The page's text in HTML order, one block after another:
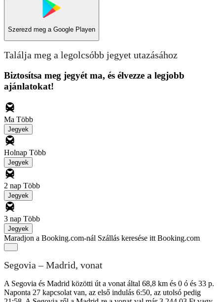
Szerezd meg a Google Playen
Találja meg a legolcsóbb jegyet utazásához
Biztosítsa meg jegyét ma, és élvezze a legjobb
ajánlatokat!
Ma Több
Jegyek
Holnap Több
Jegyek
2 nap Több
Jegyek
3 nap Több
Jegyek
Maradjon a Booking.com-nál Szállás keresése itt Booking.com
Segovia – Madrid, vonat
A Segovia és Madrid közötti út a vonat által 68,8 km és 0 ó és 33 p.
Naponta 27 kapcsolat van, az első indulás 6:50, az utolsó pedig